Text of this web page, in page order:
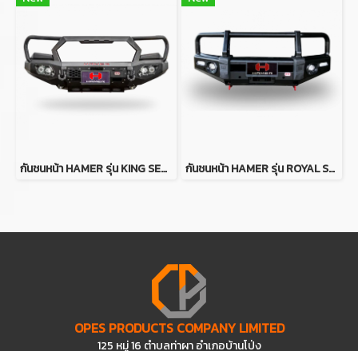
กันชนหน้า HAMER รุ่น KING SERIES PLUS BULL BAR (PT) FOR FORD RANGER (PX2-PX3) กันชนหน้า HAMER รุ่น ROYAL SERIES BULL BAR FOR SUZUKI JIMNY 2019
OPES PRODUCTS COMPANY LIMITED
125 หมู่ 16 ตำบลท่าผา อำเภอบ้านโป่ง